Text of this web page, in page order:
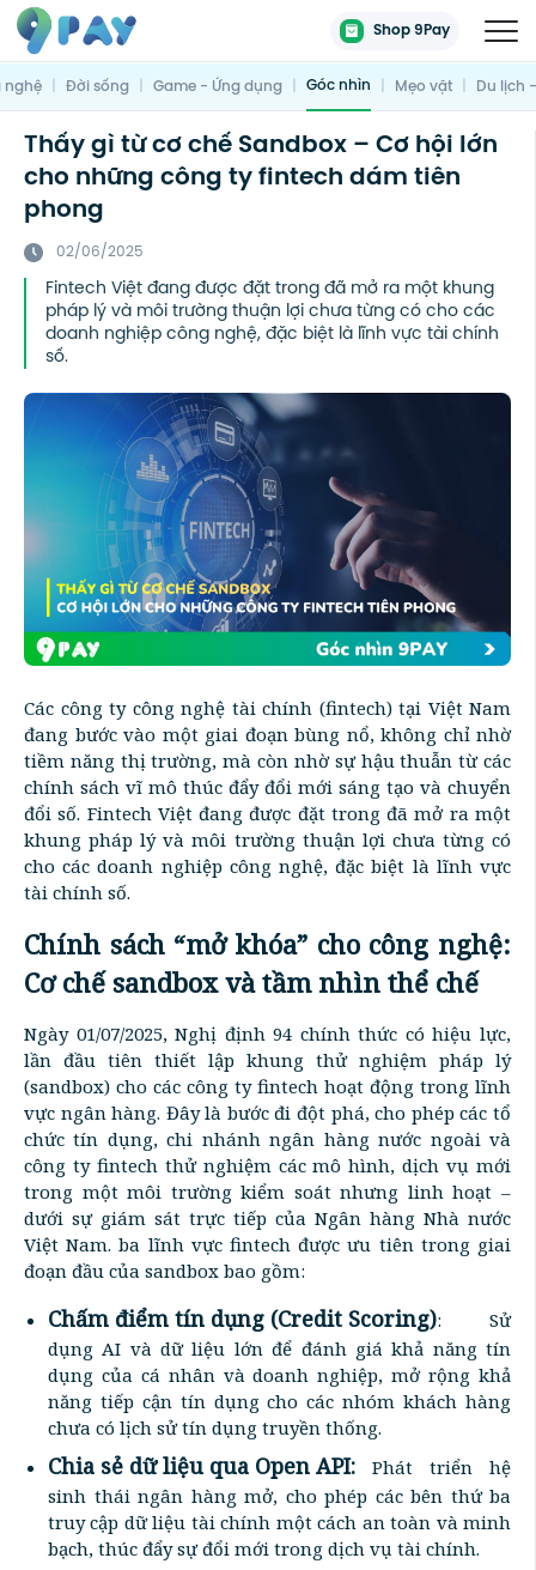
Shop 9Pay
nghệ | Đời sống | Game - Ứng dụng | Góc nhìn | Mẹo vặt | Du lịch
Thấy gì từ cơ chế Sandbox – Cơ hội lớn
cho những công ty fintech dám tiên
phong
02/06/2025
Fintech Việt đang được đặt trong đã mở ra một khung
pháp lý và môi trường thuận lợi chưa từng có cho các
doanh nghiệp công nghệ, đặc biệt là lĩnh vực tài chính
số.
Các công ty công nghệ tài chính (fintech) tại Việt Nam
đang bước vào một giai đoạn bùng nổ, không chỉ nhờ
tiềm năng thị trường, mà còn nhờ sự hậu thuẫn từ các
chính sách vĩ mô thúc đẩy đổi mới sáng tạo và chuyển
đổi số. Fintech Việt đang được đặt trong đã mở ra một
khung pháp lý và môi trường thuận lợi chưa từng có
cho các doanh nghiệp công nghệ, đặc biệt là lĩnh vực
tài chính số.
Chính sách “mở khóa” cho công nghệ:
Cơ chế sandbox và tầm nhìn thể chế
Ngày 01/07/2025, Nghị định 94 chính thức có hiệu lực,
lần đầu tiên thiết lập khung thử nghiệm pháp lý
(sandbox) cho các công ty fintech hoạt động trong lĩnh
vực ngân hàng. Đây là bước đi đột phá, cho phép các tổ
chức tín dụng, chi nhánh ngân hàng nước ngoài và
công ty fintech thử nghiệm các mô hình, dịch vụ mới
trong một môi trường kiểm soát nhưng linh hoạt –
dưới sự giám sát trực tiếp của Ngân hàng Nhà nước
Việt Nam. ba lĩnh vực fintech được ưu tiên trong giai
đoạn đầu của sandbox bao gồm:
Chấm điểm tín dụng (Credit Scoring): Sử
dụng AI và dữ liệu lớn để đánh giá khả năng tín
dụng của cá nhân và doanh nghiệp, mở rộng khả
năng tiếp cận tín dụng cho các nhóm khách hàng
chưa có lịch sử tín dụng truyền thống.
Chia sẻ dữ liệu qua Open API: Phát triển hệ
sinh thái ngân hàng mở, cho phép các bên thứ ba
truy cập dữ liệu tài chính một cách an toàn và minh
bạch, thúc đẩy sự đổi mới trong dịch vụ tài chính.